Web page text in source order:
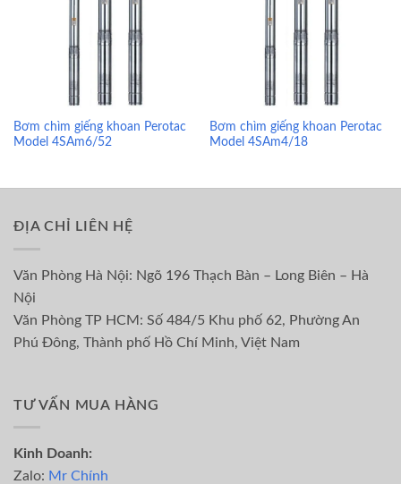
Bơm chìm giếng khoan Perotac
Model 4SAm6/52
Bơm chìm giếng khoan Perotac
Model 4SAm4/18
ĐỊA CHỈ LIÊN HỆ
Văn Phòng Hà Nội: Ngõ 196 Thạch Bàn – Long Biên – Hà
Nội
Văn Phòng TP HCM: Số 484/5 Khu phố 62, Phường An
Phú Đông, Thành phố Hồ Chí Minh, Việt Nam
TƯ VẤN MUA HÀNG
Kinh Doanh:
Zalo: Mr Chính